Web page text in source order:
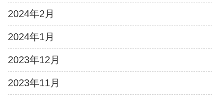
2024年2月
2024年1月
2023年12月
2023年11月